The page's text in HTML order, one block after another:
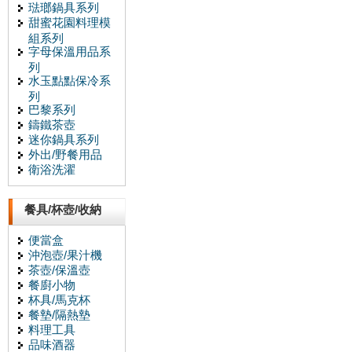
琺瑯鍋具系列
甜蜜花園料理模
組系列
字母保溫用品系
列
水玉點點保冷系
列
巴黎系列
鑄鐵茶壺
迷你鍋具系列
外出/野餐用品
衛浴洗濯
餐具/杯壺/收納
便當盒
沖泡壺/果汁機
茶壺/保溫壺
餐廚小物
杯具/馬克杯
餐墊/隔熱墊
料理工具
品味酒器